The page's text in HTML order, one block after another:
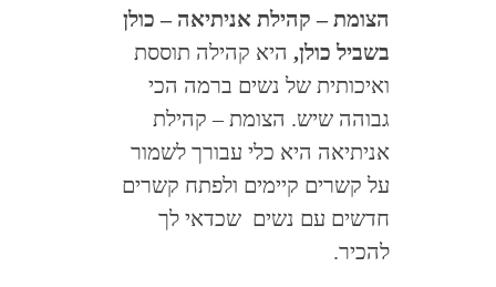
הצומת – קהילת אניתיאה – כולן
בשביל כולן,היא קהילה תוססת
ואיכותית של נשים ברמה הכי
גבוהה שיש. הצומת – קהילת
אניתיאה היא כלי עבורך לשמור
על קשרים קיימים ולפתח קשרים
חדשים עם נשים שכדאי לך
להכיר.